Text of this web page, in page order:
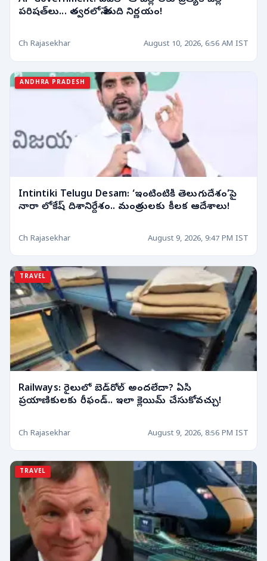
పరిషత్‌లు... త్వరలోనే తుది నిర్ణయం!
Ch Rajasekhar August 10, 2026, 6:56 AM IST
ANDHRA PRADESH
Intintiki Telugu Desam: ‘ఇంటింటికీ తెలుగుదేశం’పై
నారా లోకేష్ దిశానిర్దేశం.. మంత్రులకు కీలక ఆదేశాలు!
Ch Rajasekhar August 9, 2026, 9:47 PM IST
TRAVEL
Railways: రైలులో బెడ్‌రోల్ అందలేదా? ఏసీ
ప్రయాణికులకు రీఫండ్.. ఇలా క్లెయిమ్ చేసుకోవచ్చు!
Ch Rajasekhar August 9, 2026, 8:56 PM IST
TRAVEL